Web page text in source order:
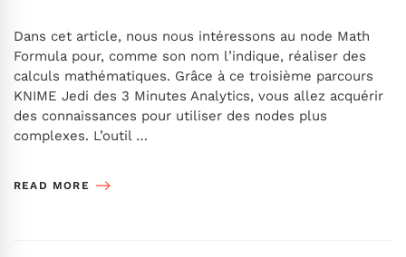
Dans cet article, nous nous intéressons au node Math
Formula pour, comme son nom l’indique, réaliser des
calculs mathématiques. Grâce à ce troisième parcours
KNIME Jedi des 3 Minutes Analytics, vous allez acquérir
des connaissances pour utiliser des nodes plus
complexes. L’outil …
READ MORE